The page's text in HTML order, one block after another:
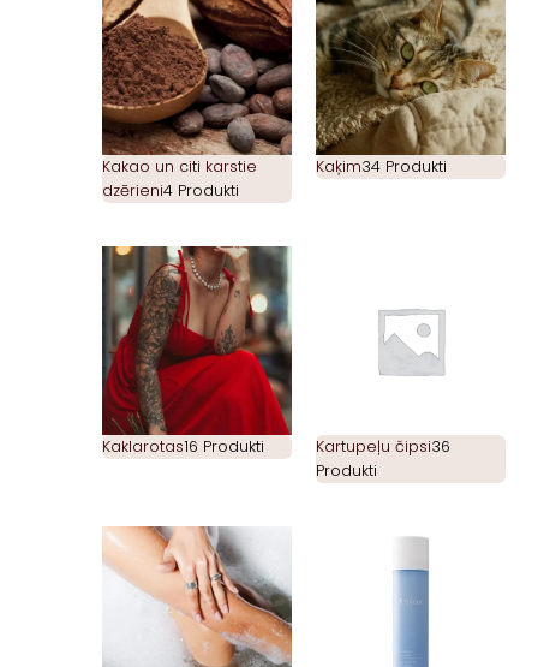
Kakao un citi karstie
dzērieni4 Produkti
Kaķim34 Produkti
Kaklarotas16 Produkti Kartupeļu čipsi36
Produkti